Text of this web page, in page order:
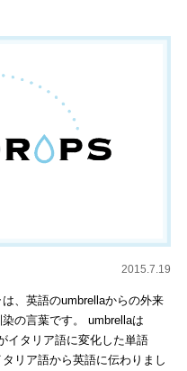
2015.7.19
、英語のumbrellaからの外来
の言葉です。 umbrellaは
イタリア語に変化した単語
リア語から英語に伝わりまし